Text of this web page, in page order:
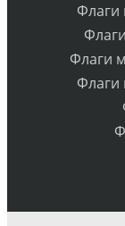
Флаги
Флаги
Флаги